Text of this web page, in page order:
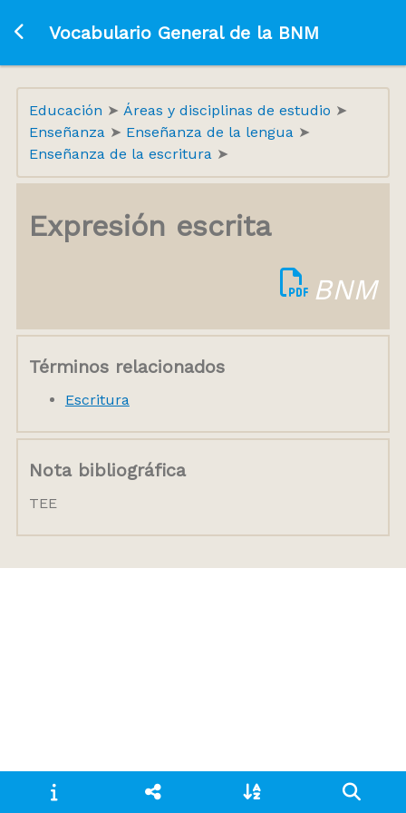
Ir a la página principal
Vocabulario General de la BNM
Educación
Áreas y disciplinas de estudio
Enseñanza
Enseñanza de la lengua
Enseñanza de la escritura
Expresión escrita
BNM
Términos relacionados
Escritura
Nota bibliográfica
TEE